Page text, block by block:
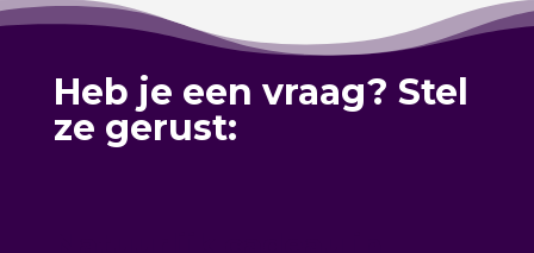
Heb je een vraag? Stel
ze gerust: